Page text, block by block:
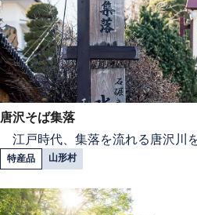
唐沢そば集落
江戸時代、集落を流れる唐沢川
特産品 山形村